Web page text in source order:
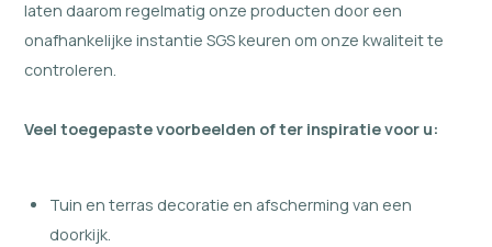
laten daarom regelmatig onze producten door een
onafhankelijke instantie SGS keuren om onze kwaliteit te
controleren.
Veel toegepaste voorbeelden of ter inspiratie voor u:
Tuin en terras decoratie en afscherming van een
doorkijk.